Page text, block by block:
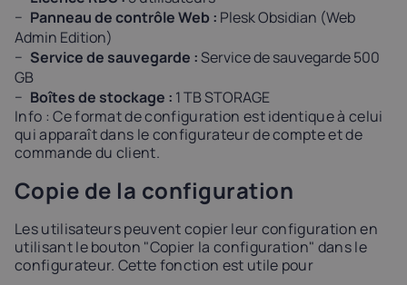
Panneau de contrôle Web : Plesk Obsidian (Web
Admin Edition)
Service de sauvegarde :Service de sauvegarde 500
GB
Boîtes de stockage : 1 TB STORAGE
Info : Ce format de configuration est identique à celui
qui apparaît dans le configurateur de compte et de
commande du client.
Copie de la configuration
Les utilisateurs peuvent copier leur configuration en
utilisant le bouton "Copier la configuration" dans le
configurateur. Cette fonction est utile pour